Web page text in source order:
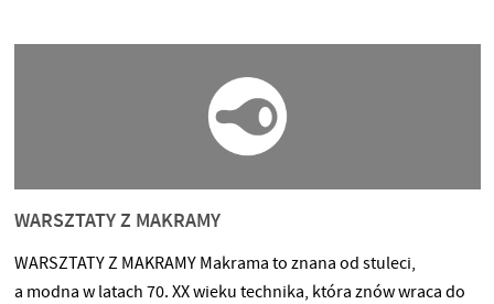
WARSZTATY Z MAKRAMY
WARSZTATY Z MAKRAMY Makrama to znana od stuleci,
a modna w latach 70. XX wieku technika, która znów wraca do